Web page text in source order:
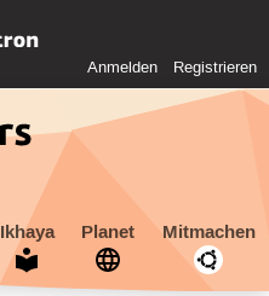
Anmelden Registrieren
Ikhaya Planet Mitmachen